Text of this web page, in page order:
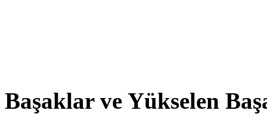
Başaklar ve Yükselen